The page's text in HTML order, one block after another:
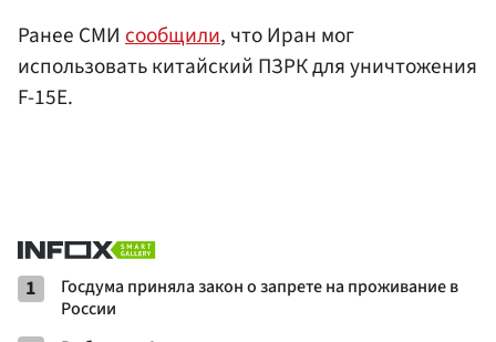
Ранее СМИ сообщили, что Иран мог
использовать китайский ПЗРК для уничтожения
F-15E.
1
Госдума приняла закон о запрете на проживание в
России